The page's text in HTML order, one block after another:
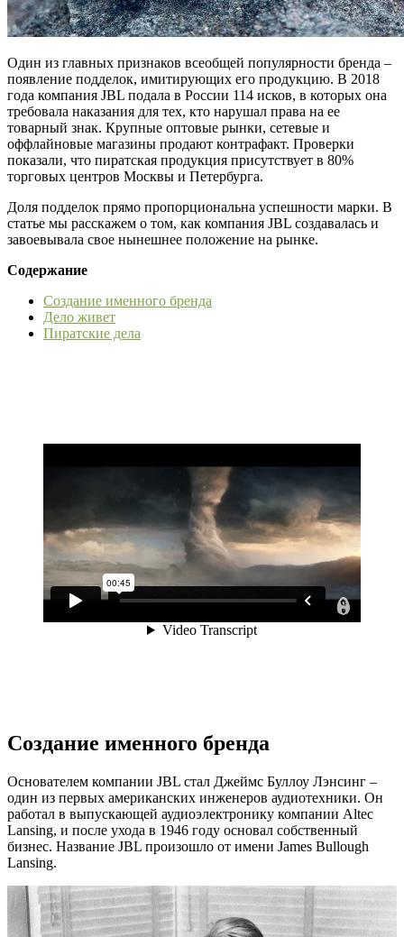
Один из главных признаков всеобщей популярности бренда –
появление подделок, имитирующих его продукцию. В 2018
года компания JBL подала в России 114 исков, в которых она
требовала наказания для тех, кто нарушал права на ее
товарный знак. Крупные оптовые рынки, сетевые и
оффлайновые магазины продают контрафакт. Проверки
показали, что пиратская продукция присутствует в 80%
торговых центров Москвы и Петербурга.
Доля подделок прямо пропорциональна успешности марки. В
статье мы расскажем о том, как компания JBL создавалась и
завоевывала свое нынешнее положение на рынке.
Содержание
Создание именного бренда
Дело живет
Пиратские дела
Создание именного бренда
Основателем компании JBL стал Джеймс Буллоу Лэнсинг –
один из первых американских инженеров аудиотехники. Он
работал в выпускающей аудиоэлектронику компании Altec
Lansing, и после ухода в 1946 году основал собственный
бизнес. Название JBL произошло от имени James Bullough
Lansing.